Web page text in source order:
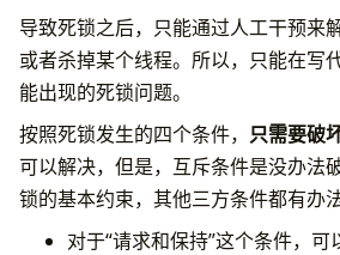
导致死锁之后，只能通过人工干预来
或者杀掉某个线程。所以，只能在写
能出现的死锁问题。
按照死锁发生的四个条件， 只需要破
可以解决，但是，互斥条件是没办法
锁的基本约束，其他三方条件都有办
对于“请求和保持”这个条件，